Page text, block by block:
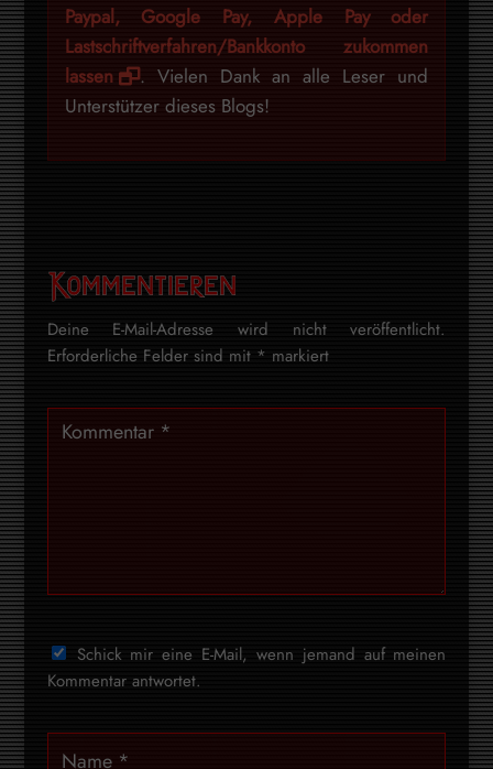
Paypal, Google Pay, Apple Pay oder
Lastschriftverfahren/Bankkonto zukommen
lassen
. Vielen Dank an alle Leser und
Unterstützer dieses Blogs!
Kommentieren
Deine E-Mail-Adresse wird nicht veröffentlicht.
Erforderliche Felder sind mit * markiert
Schick mir eine E-Mail, wenn jemand auf meinen
Kommentar antwortet.